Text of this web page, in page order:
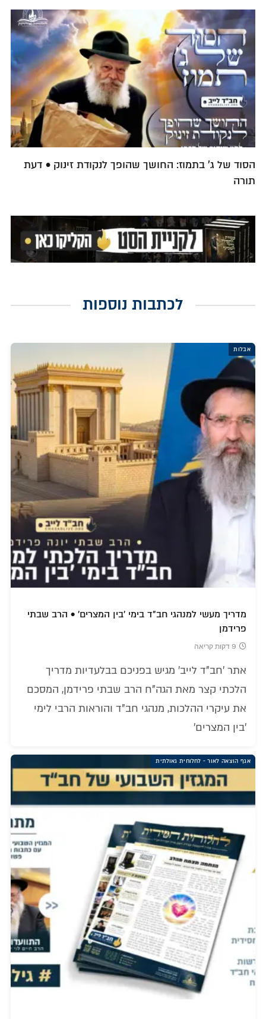
הסוד של ג' בתמוז: החושך שהופך לנקודת זינוק • דעת
תורה
לכתבות נוספות
אבלות
מדריך מעשי למנהגי חב"ד בימי 'בין המצרים' • הרב שבתי
פרידמן
9 דקות קריאה
אתר 'חב"ד לייב' מגיש בפניכם בבלעדיות מדריך
הלכתי קצר מאת הגה"ח הרב שבתי פרידמן, המסכם
את עיקרי ההלכות, מנהגי חב"ד והוראות הרבי לימי
'בין המצרים'
אגף הוצאה לאור - לחלוחית גאולתית